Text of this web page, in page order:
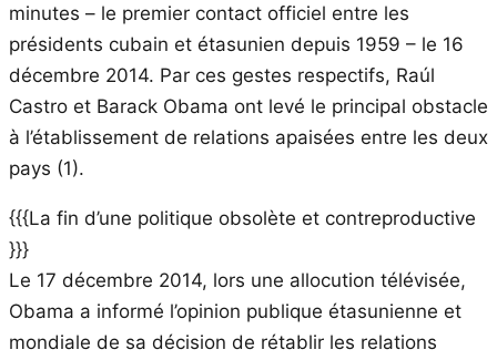
minutes – le premier contact officiel entre les
présidents cubain et étasunien depuis 1959 – le 16
décembre 2014. Par ces gestes respectifs, Raúl
Castro et Barack Obama ont levé le principal obstacle
à l’établissement de relations apaisées entre les deux
pays (1).
{{{La fin d’une politique obsolète et contreproductive
}}}
Le 17 décembre 2014, lors une allocution télévisée,
Obama a informé l’opinion publique étasunienne et
mondiale de sa décision de rétablir les relations